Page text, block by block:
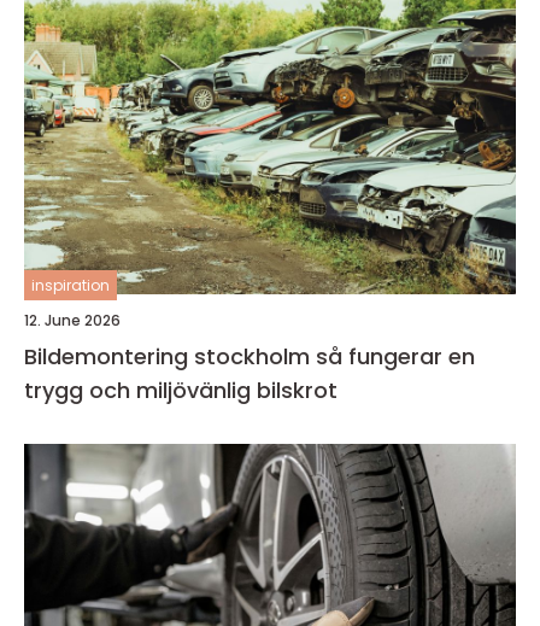
inspiration
12. June 2026
Bildemontering stockholm så fungerar en
trygg och miljövänlig bilskrot